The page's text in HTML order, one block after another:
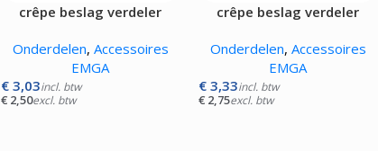
crêpe beslag verdeler
Onderdelen, Accessoires
EMGA
€3,03incl. btw
€2,50excl. btw
crêpe beslag verdeler
Onderdelen, Accessoires
EMGA
€3,33incl. btw
€2,75excl. btw